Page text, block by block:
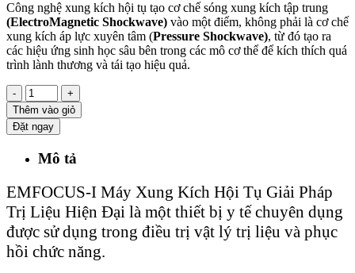
Công nghệ xung kích hội tụ tạo cơ chế sóng xung kích tập trung
(ElectroMagnetic Shockwave) vào một điểm, không phải là cơ chế
xung kích áp lực xuyên tâm (Pressure Shockwave), từ đó tạo ra
các hiệu ứng sinh học sâu bên trong các mô cơ thể để kích thích quá
trình lành thương và tái tạo hiệu quả.
-
+
Thêm vào giỏ
Đặt ngay
Mô tả
EMFOCUS-I Máy Xung Kích Hội Tụ Giải Pháp
Trị Liệu Hiện Đại là một thiết bị y tế chuyên dụng
được sử dụng trong điều trị vật lý trị liệu và phục
hồi chức năng.